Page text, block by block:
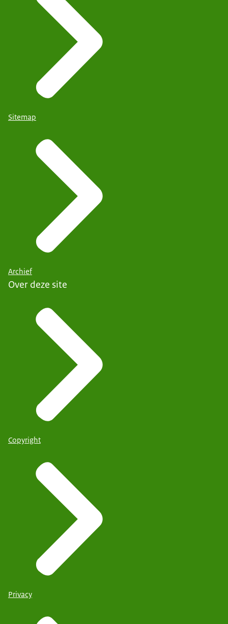
Sitemap
Archief
Over deze site
Copyright
Privacy